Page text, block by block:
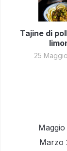
Tajine di
25
Marzo